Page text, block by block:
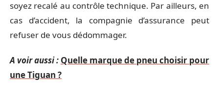
soyez recalé au contrôle technique. Par ailleurs, en
cas d’accident, la compagnie d’assurance peut
refuser de vous dédommager.
A voir aussi : Quelle marque de pneu choisir pour
une Tiguan ?